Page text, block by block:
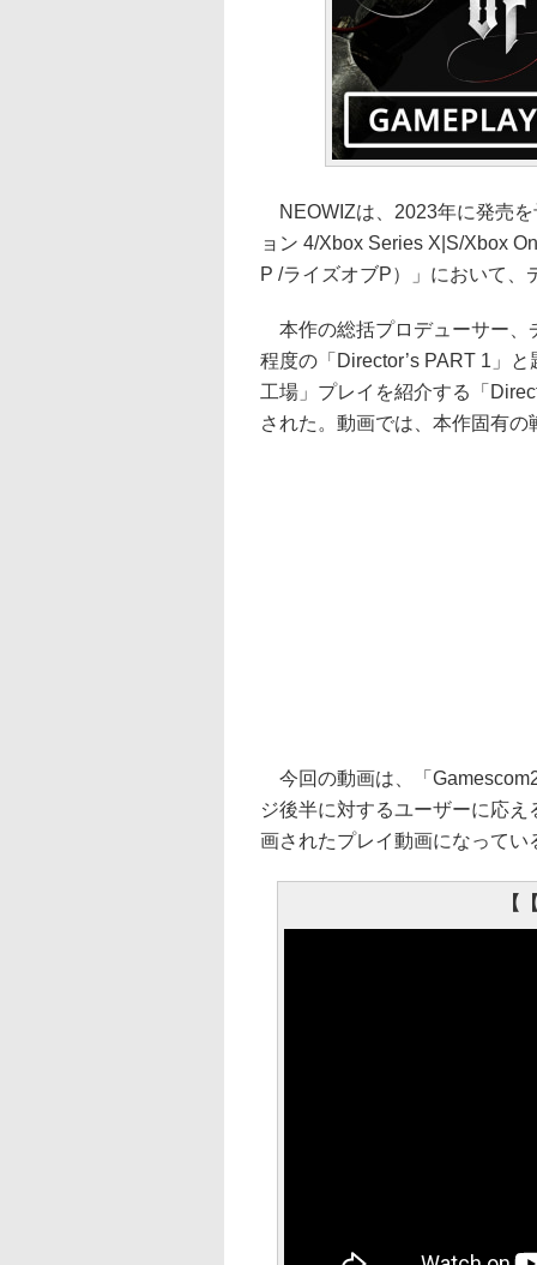
NEOWIZは、2023年に発売を
ョン 4/Xbox Series X|S/Xbox
P /ライズオブP）」において
本作の総括プロデューサー、
程度の「Director’s PART 1」
工場」プレイを紹介する「
された。動画では、本作固有
今回の動画は、「
ジ後半に対するユーザーに応
画されたプレイ動画になってい
【